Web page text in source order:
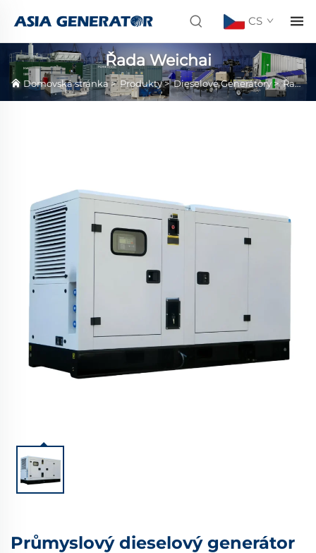
CS
Řada Weichai
Domovská stránka>Produkty>Dieselové Generátory >Řada Weichai
Průmyslový dieselový generátor